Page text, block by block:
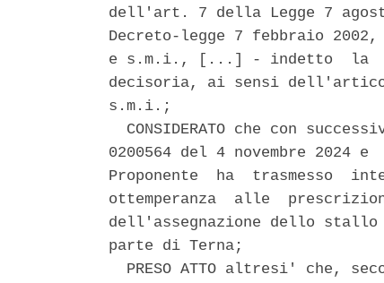
dell'art. 7 della Legge 7
Decreto-legge 7 febbraio
e s.m.i., [...] - indetto  la
decisoria, ai sensi
s.m.i.;
CONSIDERATO che con
0200564 del 4 novembre
Proponente  ha  trasmesso
ottemperanza  alle
dell'assegnazione dello
parte di Terna;
PRESO ATTO altresi' che,